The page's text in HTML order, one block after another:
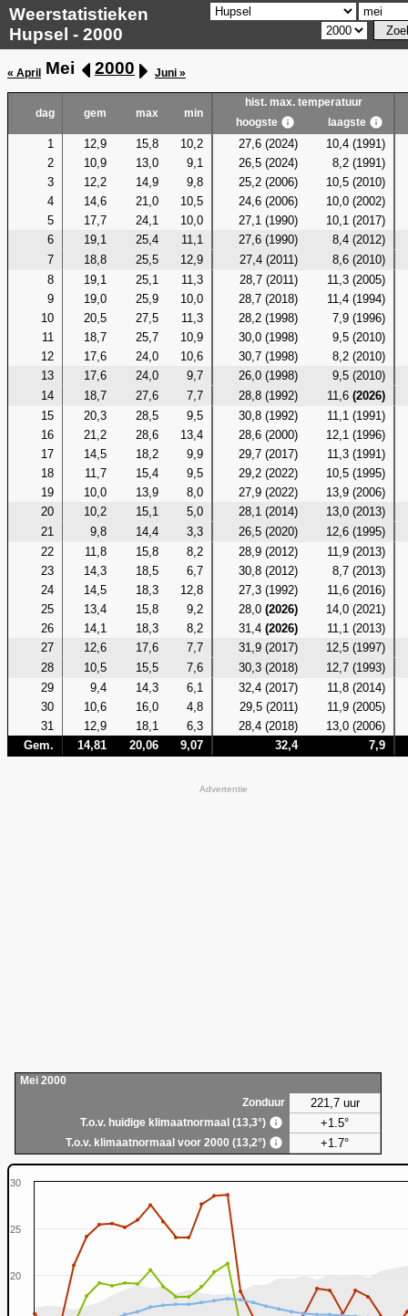
Weerstatistieken
Hupsel - 2000
« April Mei 2000 Juni »
dag gem max min
hist. max. temperatuur
hoogste
laagste
1 12,9 15,8 10,2 27,6 (2024)
10,4 (1991)
2
10,9 13,0 9,1 26,5 (2024)
8,2 (1991)
3
12,2 14,9 9,8 25,2 (2006)
10,5 (2010)
4
14,6 21,0 10,5 24,6 (2006)
10,0 (2002)
5
17,7 24,1 10,0 27,1 (1990)
10,1 (2017)
6
19,1 25,4 11,1 27,6 (1990)
8,4 (2012)
7
18,8 25,5 12,9 27,4 (2011)
8,6 (2010)
8
19,1 25,1 11,3 28,7 (2011)
11,3 (2005)
9
19,0 25,9 10,0 28,7 (2018)
11,4 (1994)
10
20,5 27,5 11,3 28,2 (1998)
7,9 (1996)
11
18,7 25,7 10,9 30,0 (1998)
9,5 (2010)
12
17,6 24,0 10,6 30,7 (1998)
8,2 (2010)
13
17,6 24,0 9,7 26,0 (1998)
9,5 (2010)
14
18,7 27,6 7,7 28,8 (1992) 11,6(2026)
15
20,3 28,5 9,5 30,8 (1992)
11,1 (1991)
16
21,2 28,6 13,4 28,6 (2000)
12,1 (1996)
17
14,5 18,2 9,9 29,7 (2017)
11,3 (1991)
18
11,7 15,4 9,5 29,2 (2022)
10,5 (1995)
19
10,0 13,9 8,0 27,9 (2022)
13,9 (2006)
20
10,2 15,1 5,0 28,1 (2014)
13,0 (2013)
21
9,8 14,4 3,3 26,5 (2020)
12,6 (1995)
22
11,8 15,8 8,2 28,9 (2012)
11,9 (2013)
23
14,3 18,5 6,7 30,8 (2012)
8,7 (2013)
24
14,5 18,3 12,8 27,3 (1992)
11,6 (2016)
25
13,4 15,8 9,2 28,0(2026)
14,0 (2021)
26
14,1 18,3 8,2 31,4(2026)
11,1 (2013)
27
12,6 17,6 7,7 31,9 (2017)
12,5 (1997)
28
10,5 15,5 7,6 30,3 (2018)
12,7 (1993)
29
9,4 14,3 6,1 32,4 (2017)
11,8 (2014)
30
10,6 16,0 4,8 29,5 (2011)
11,9 (2005)
31
12,9 18,1 6,3 28,4 (2018)
13,0 (2006)
Gem.
14,81 20,06 9,07 32,4 7,9
Advertentie
Mei 2000
Zonduur
221,7 uur
T.o.v. huidige klimaatnormaal (13,3°) +1.5°
T.o.v. klimaatnormaal voor 2000 (13,2°) +1.7°
20
25
30